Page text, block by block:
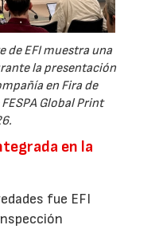
de EFI muestra una
la presentación
en Fira de
Global Print
en la
fue EFI